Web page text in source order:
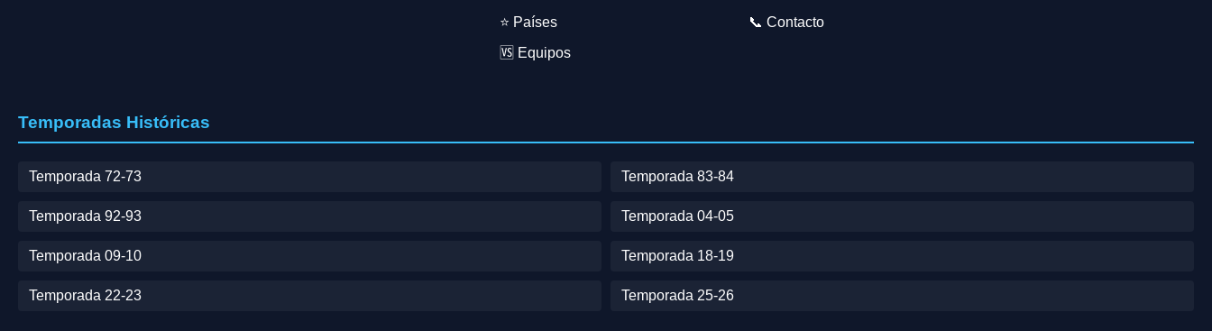
⭐ Países
🆚 Equipos
📞 Contacto
Temporadas Históricas
Temporada 72-73 Temporada 83-84
Temporada 92-93 Temporada 04-05
Temporada 09-10 Temporada 18-19
Temporada 22-23 Temporada 25-26